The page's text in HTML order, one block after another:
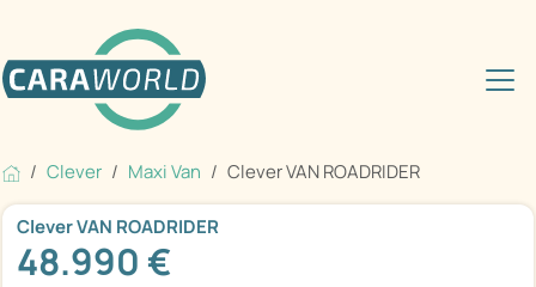
Clever Maxi Van Clever VAN ROADRIDER
Clever VAN ROADRIDER
48.990 €